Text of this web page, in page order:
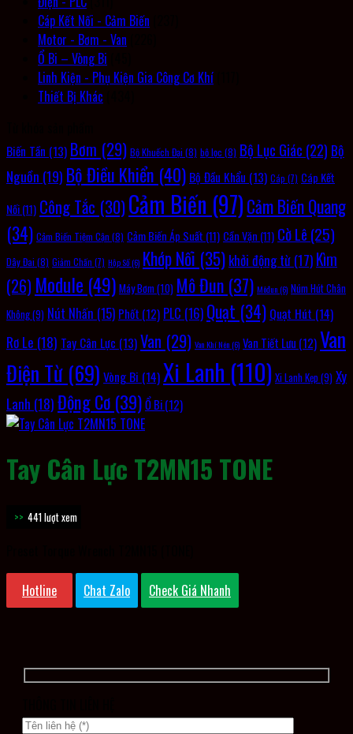
Cáp Kết Nối - Cảm Biến
Motor - Bơm - Van
Ổ Bi – Vòng Bi
Linh Kiện - Phụ Kiện Gia Công Cơ Khí
Thiết Bị Khác
Biến Tần (13) Bơm (29) Bộ Khuếch Đại (8) bộ lọc (8) Bộ Lục Giác (22) Bộ
Nguồn (19) Bộ Điều Khiển (40) Bộ Đầu Khẩu (13) Cáp (7) Cáp Kết
Nối(11) Công Tắc (30)Cảm Biến (97)Cảm Biến Quang
(34) Cảm Biến Tiệm Cận (8) Cảm Biến Áp Suất (11) Cần Vặn (11) Cờ Lê (25)
Dây Đai (8) Giảm Chấn (7) Hộp Số(6) Khớp Nối (35) khởi động từ (17) Kìm
(26) Module (49) Máy Bơm(10) Mô Đun (37) Môđun(6) Núm Hút Chân
Không(9) Nút Nhấn (15) Phốt (12) PLC (16) Quạt (34) Quạt Hút (14)
Rơ Le (18) Tay Cân Lực (13)Van (29) Van Khí Nén(6) Van Tiết Lưu (12)Van
Điện Từ (69) Vòng Bi (14)Xi Lanh (110) Xi Lanh Kẹp (9) Xy
Lanh (18)Động Cơ (39)Ổ Bi(12)
Tay Cân Lực T2MN15 TONE
441 lượt xem
Hotline Chat Zalo Check Giá Nhanh